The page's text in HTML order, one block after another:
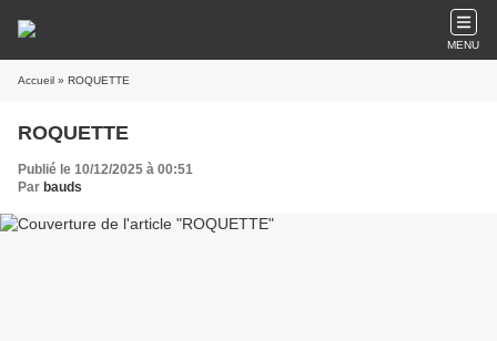
MENU
Accueil » ROQUETTE
ROQUETTE
Publié le 10/12/2025 à 00:51
Par bauds